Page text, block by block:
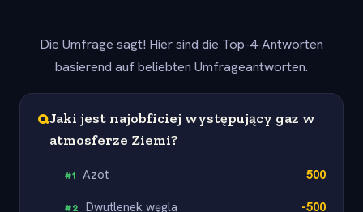
Die Umfrage sagt! Hier sind die Top-4-Antworten
basierend auf beliebten Umfrageantworten.
QJaki jest najobficiej występujący gaz w
atmosferze Ziemi?
#1 Azot 500
#2 Dwutlenek węgla -500